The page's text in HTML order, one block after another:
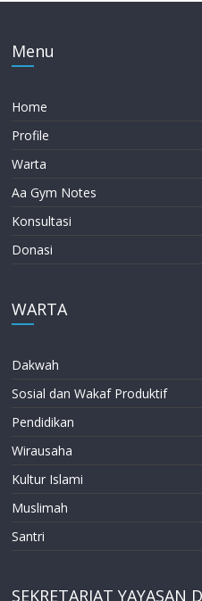
Menu
Home
Profile
Warta
Aa Gym Notes
Konsultasi
Donasi
WARTA
Dakwah
Sosial dan Wakaf Produktif
Pendidikan
Wirausaha
Kultur Islami
Muslimah
Santri
SEKRETARIAT YAYASAN